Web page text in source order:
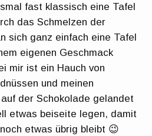
fast klassisch eine Tafel
das Schmelzen der
sich ganz einfach eine Tafel
eigenen Geschmack
mir ist ein Hauch von
und meinen
der Schokolade gelandet
etwas beiseite legen, damit
etwas übrig bleibt 😉